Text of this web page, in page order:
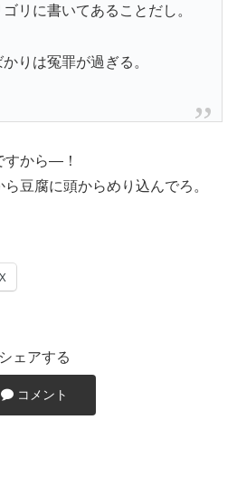
リに書いてあることだし。
りは冤罪が過ぎる。
すから―！
豆腐に頭からめり込んでろ。
X
シェアする
コメント